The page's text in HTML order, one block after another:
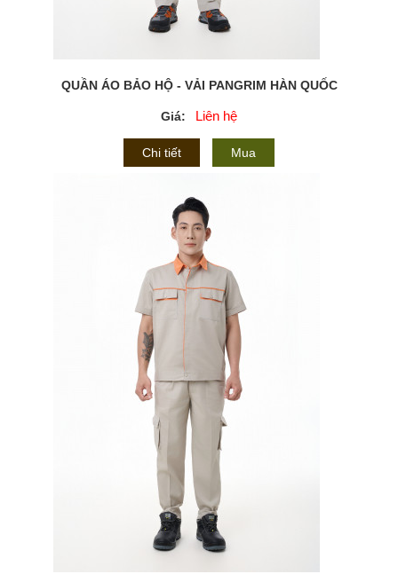
QUẦN ÁO BẢO HỘ - VẢI PANGRIM HÀN QUỐC
Giá: Liên hệ
Chi tiết Mua